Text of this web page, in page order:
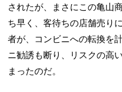
されたが、まさにこの亀山
ち早く、客待ちの店舗売り
者が、コンビニへの転換を
ニ勧誘も断り、リスクの高
まったのだ。